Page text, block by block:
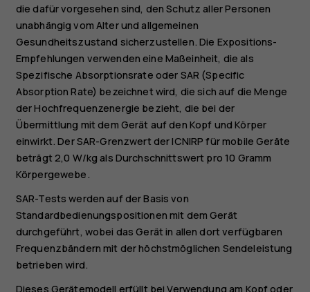
die dafür vorgesehen sind, den Schutz aller Personen
unabhängig vom Alter und allgemeinen
Gesundheitszustand sicherzustellen. Die Expositions-
Empfehlungen verwenden eine Maßeinheit, die als
Spezifische Absorptionsrate oder SAR (Specific
Absorption Rate) bezeichnet wird, die sich auf die Menge
der Hochfrequenzenergie bezieht, die bei der
Übermittlung mit dem Gerät auf den Kopf und Körper
einwirkt. Der SAR-Grenzwert der ICNIRP für mobile Geräte
beträgt 2,0 W/kg als Durchschnittswert pro 10 Gramm
Körpergewebe.
SAR-Tests werden auf der Basis von
Standardbedienungspositionen mit dem Gerät
durchgeführt, wobei das Gerät in allen dort verfügbaren
Frequenzbändern mit der höchstmöglichen Sendeleistung
betrieben wird.
Dieses Gerätemodell erfüllt bei Verwendung am Kopf oder